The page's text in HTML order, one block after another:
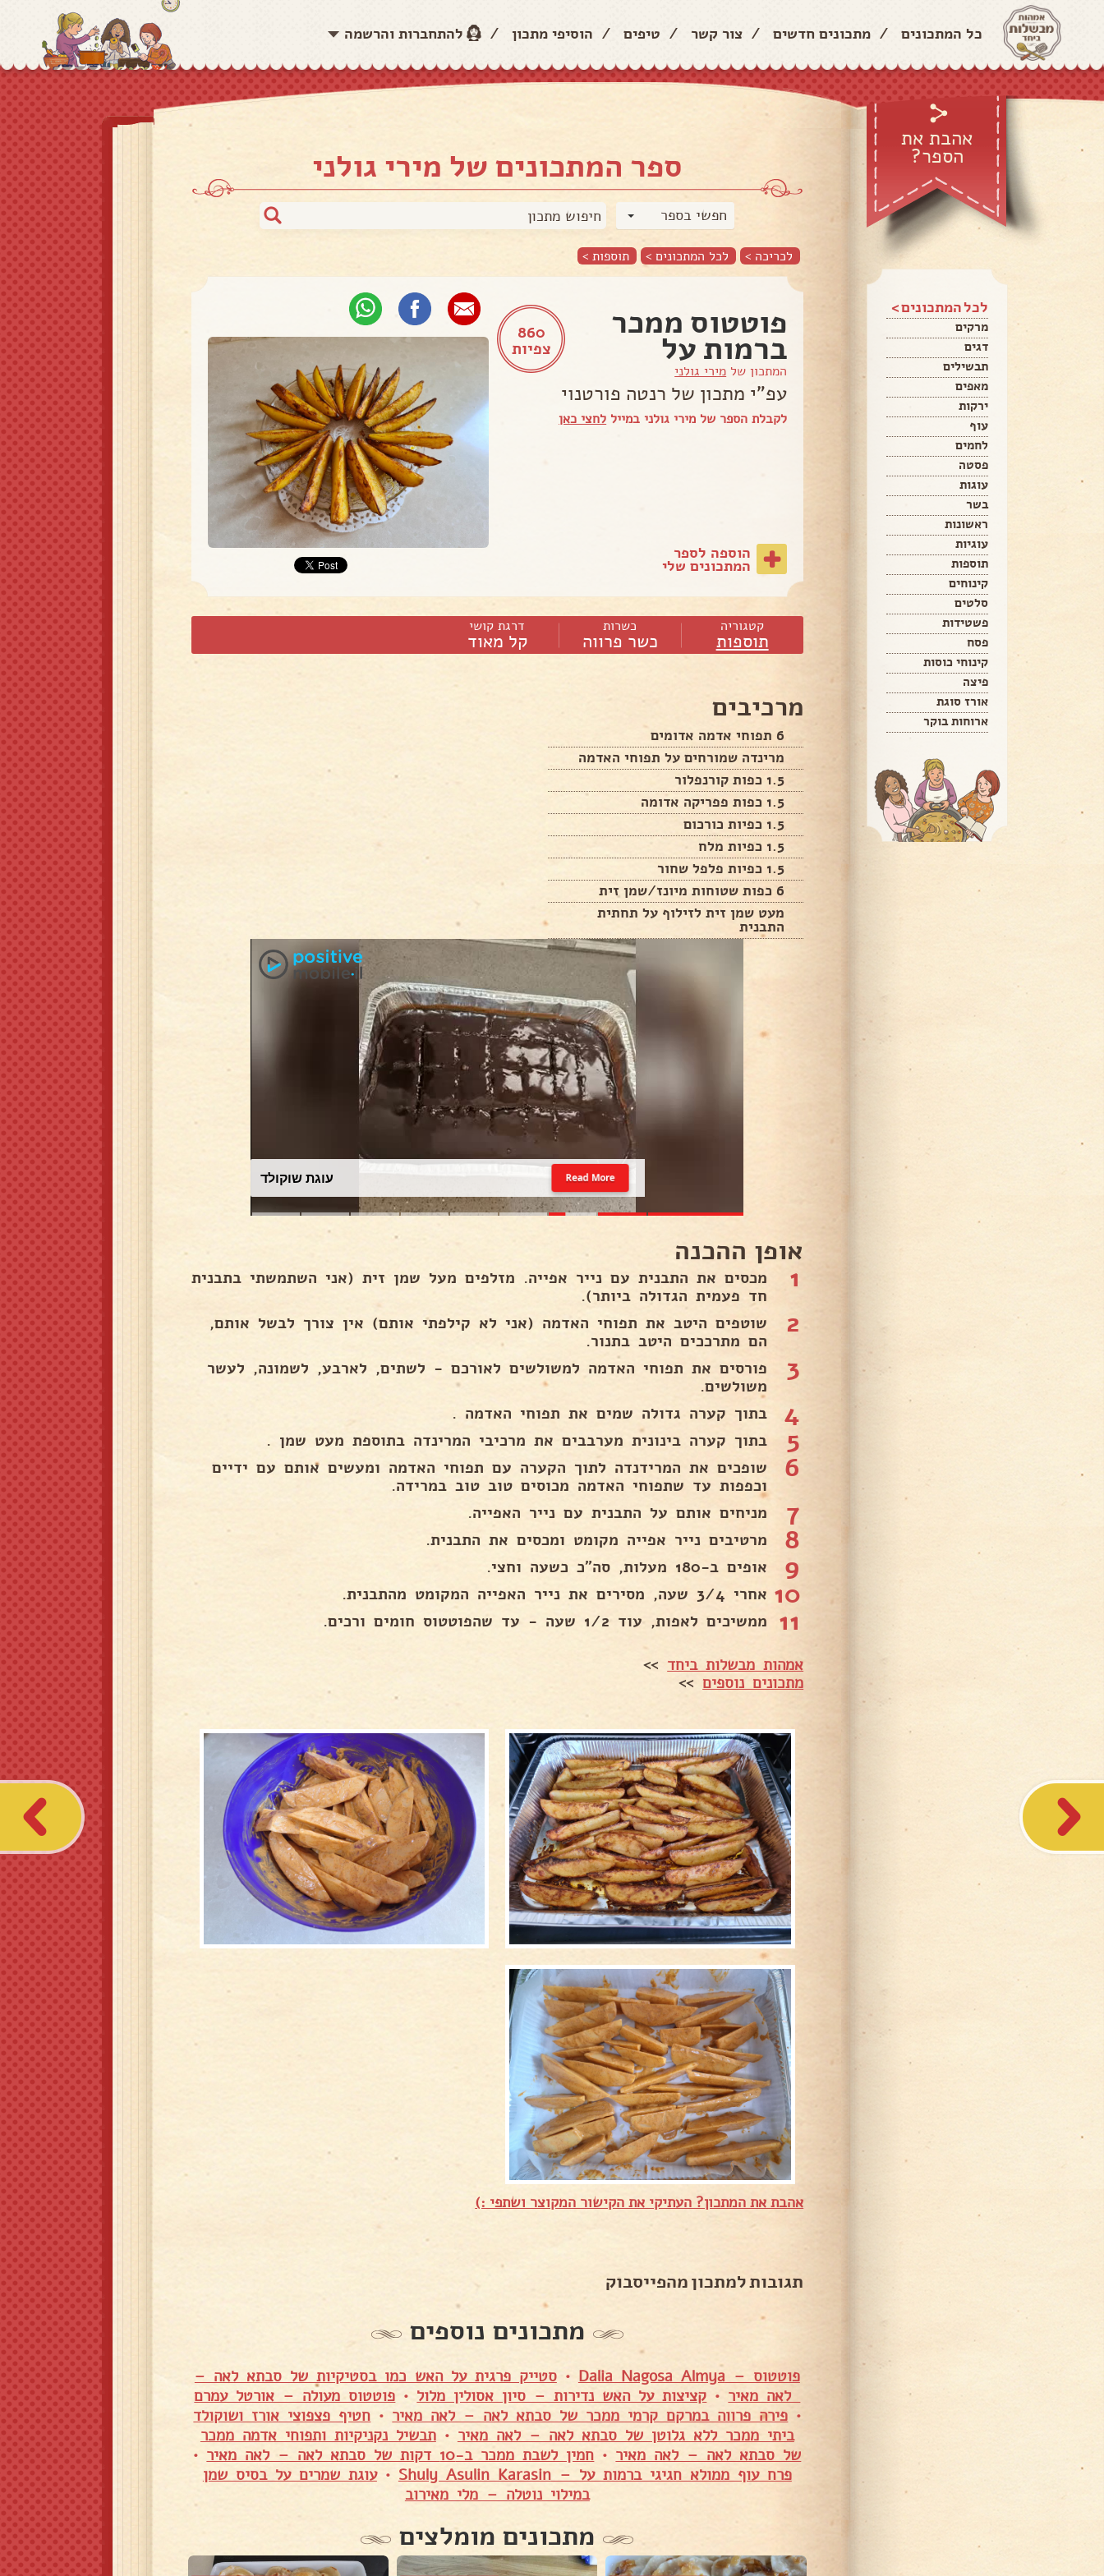
כל המתכונים / מתכונים חדשים / צור קשר / טיפים / הוסיפי מתכון / להתחברות והרשמה
אהבת את
הספר?
לכל המתכונים >
מרקים
דגים
תבשילים
מאפים
ירקות
עוף
לחמים
פסטה
עוגות
בשר
ראשונות
עוגיות
תוספות
קינוחים
סלטים
פשטידות
פסח
קינוחי כוסות
פיצה
אורז סוגת
ארוחות בוקר
ספר המתכונים של מירי גולני
חפשי בספר
לכריכה > לכל המתכונים > תוספות >
860
צפיות
פוטטוס ממכר
ברמות על
המתכון של מירי גולני
עפ"י מתכון של רנטה פורטנוי
לקבלת הספר של מירי גולני במייל לחצי כאן
הוספה לספר
המתכונים שלי
קטגוריה
תוספות
כשרות
כשר פרווה
דרגת קושי
קל מאוד
מרכיבים
6 תפוחי אדמה אדומים
מרינדה שמורחים על תפוחי האדמה
1.5 כפות קורנפלור
1.5 כפות פפריקה אדומה
1.5 כפיות כורכום
1.5 כפיות מלח
1.5 כפיות פלפל שחור
6 כפות שטוחות מיונז/שמן זית
מעט שמן זית לזילוף על תחתית
התבנית
עוגת שוקולד Read More
אופן ההכנה
1
מכסים את התבנית עם נייר אפייה. מזלפים מעל שמן זית (אני השתמשתי בתבנית
חד פעמית הגדולה ביותר).
2
שוטפים היטב את תפוחי האדמה (אני לא קילפתי אותם) אין צורך לבשל אותם,
הם מתרככים היטב בתנור.
3
פורסים את תפוחי האדמה למשולשים לאורכם - לשתים, לארבע, לשמונה, לעשר
משולשים.
4 בתוך קערה גדולה שמים את תפוחי האדמה .
5 בתוך קערה בינונית מערבבים את מרכיבי המרינדה בתוספת מעט שמן .
6
שופכים את המרידנדה לתוך הקערה עם תפוחי האדמה ומעשים אותם עם ידיים
וכפפות עד שתפוחי האדמה מכוסים טוב טוב במרידה.
7 מניחים אותם על התבנית עם נייר האפייה.
8 מרטיבים נייר אפייה מקומט ומכסים את התבנית.
9 אופים ב-180 מעלות, סה"כ כשעה וחצי.
10 אחרי 3/4 שעה, מסירים את נייר האפייה המקומט מהתבנית.
11 ממשיכים לאפות, עוד 1/2 שעה - עד שהפוטטוס חומים ורכים.
אמהות מבשלות ביחד >>
מתכונים נוספים>>
אהבת את המתכון? העתיקי את הקישור המקוצר ושתפי :)
תגובות למתכון מהפייסבוק
מתכונים נוספים
פוטטוס – Dalia Nagosa Almya •סטייק פרגית על האש כמו בסטיקיות של סבתא לאה –
לאה מאיר•קציצות על האש נדירות – סיון אסולין מלול•פוטטוס מעולה – אורטל עמרם
•פירה פרווה במרקם קרמי ממכר של סבתא לאה – לאה מאיר•חטיף פצפוצי אורז ושוקולד
ביתי ממכר ללא גלוטן של סבתא לאה – לאה מאיר•תבשיל נקניקיות ותפוחי אדמה ממכר
של סבתא לאה – לאה מאיר•חמין לשבת ממכר ב-10 דקות של סבתא לאה – לאה מאיר
•
פרח עוף ממולא חגיגי ברמות על – Shuly Asulin Karasin
•עוגת שמרים על בסיס שמן
במילוי נוטלה – מלי מאירוב
מתכונים מומלצים